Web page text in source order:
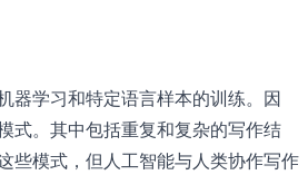
器学习和特定语言样本的训练。因
式。其中包括重复和复杂的写作结
些模式，但人工智能与人类协作写作